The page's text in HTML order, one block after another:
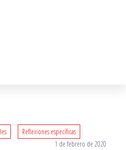
Reflexiones específicas
1 de febrero de 2020